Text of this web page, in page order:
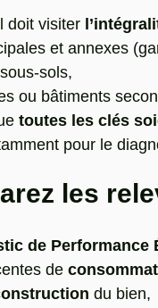
doit visiter
et annexes
sols,
ou bâtiments
toutes les clés
pour le
les
de Performance
de
du bien,